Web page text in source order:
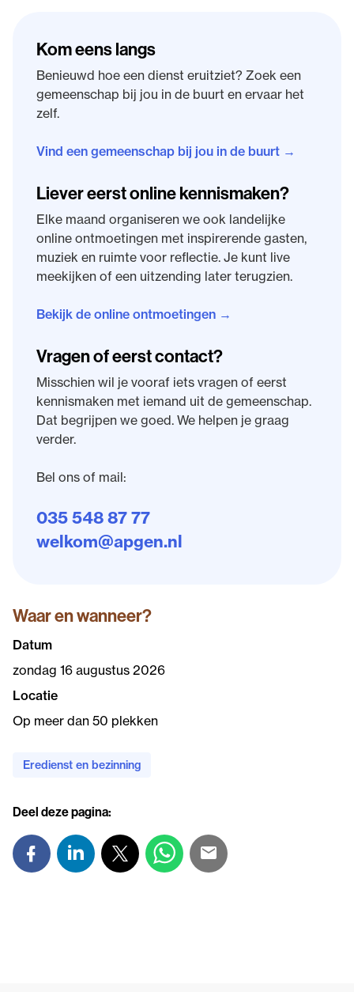
Kom eens langs
Benieuwd hoe een dienst eruitziet? Zoek een
gemeenschap bij jou in de buurt en ervaar het
zelf.
Vind een gemeenschap bij jou in de buurt →
Liever eerst online kennismaken?
Elke maand organiseren we ook landelijke
online ontmoetingen met inspirerende gasten,
muziek en ruimte voor reflectie. Je kunt live
meekijken of een uitzending later terugzien.
Bekijk de online ontmoetingen →
Vragen of eerst contact?
Misschien wil je vooraf iets vragen of eerst
kennismaken met iemand uit de gemeenschap.
Dat begrijpen we goed. We helpen je graag
verder.
Bel ons of mail:
035 548 87 77
welkom@apgen.nl
Waar en wanneer?
Datum
zondag 16 augustus 2026
Locatie
Op meer dan 50 plekken
Eredienst en bezinning
Deel deze pagina: